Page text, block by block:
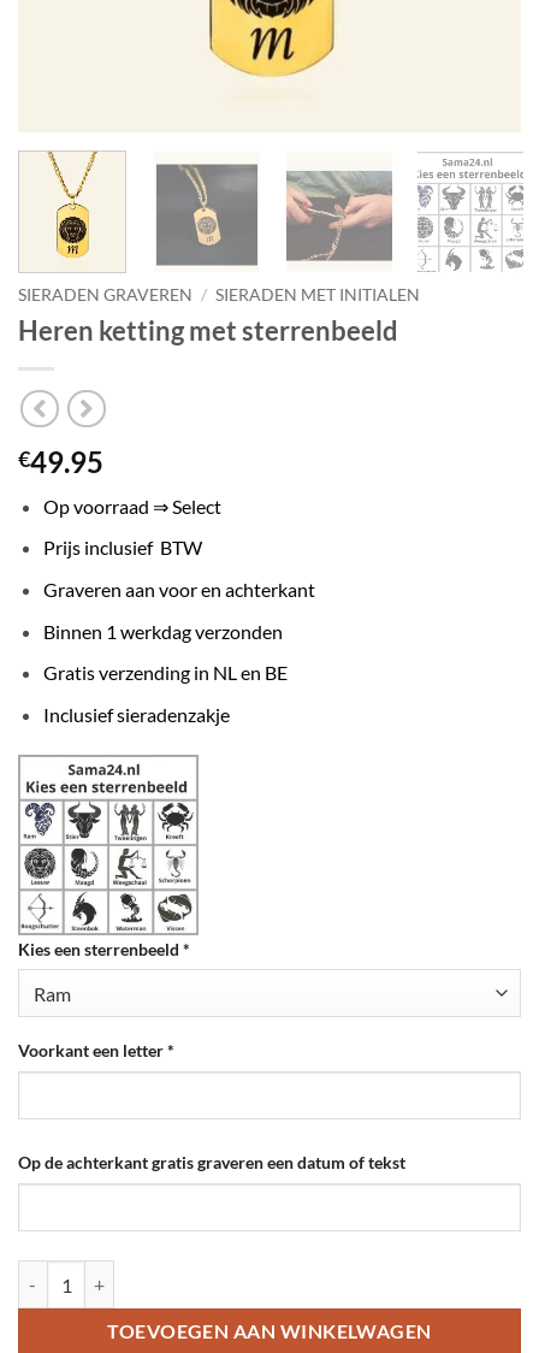
SIERADEN GRAVEREN / SIERADEN MET INITIALEN
Heren ketting met sterrenbeeld
€49.95
Op voorraad ⇒ Select
Prijs inclusief BTW
Graveren aan voor en achterkant
Binnen 1 werkdag verzonden
Gratis verzending in NL en BE
Inclusief sieradenzakje
Kies een sterrenbeeld *
Voorkant een letter*
Op de achterkant gratis graveren een datum of tekst
TOEVOEGEN AAN WINKELWAGEN